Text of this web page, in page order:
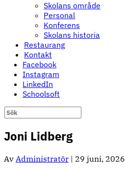
Skolans område
Personal
Konferens
Skolans historia
Restaurang
Kontakt
Facebook
Instagram
LinkedIn
Schoolsoft
Joni Lidberg
Av Administratör | 29 juni, 2026